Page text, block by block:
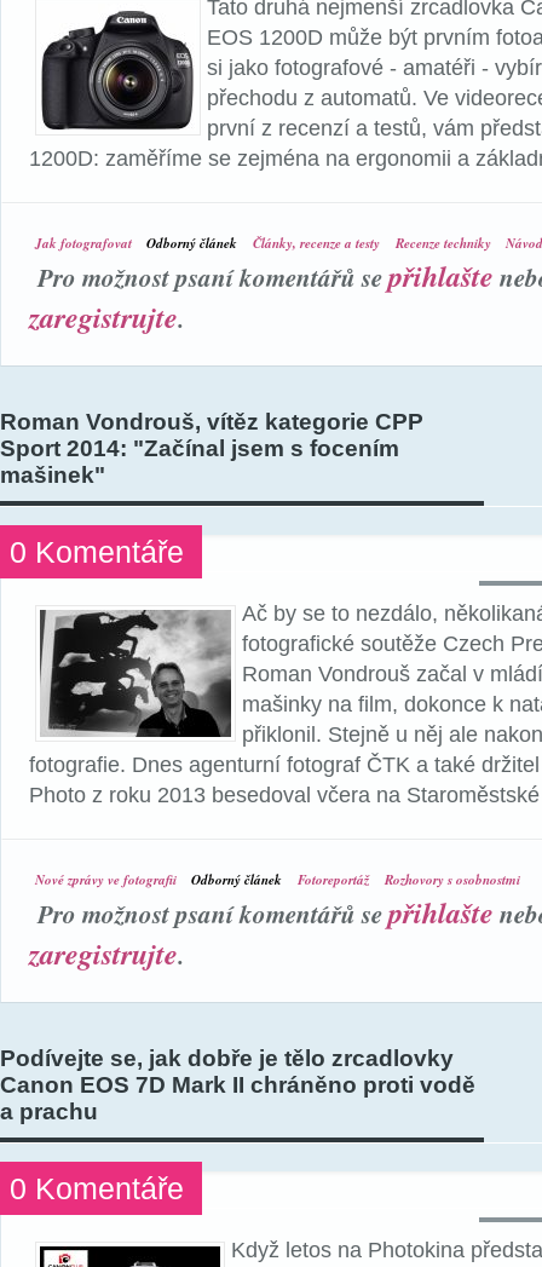
Tato druhá nejmenší zrcadlovka
EOS 1200D může být prvním
si jako fotografové - amatéři -
přechodu z automatů. Ve
první z recenzí a testů, vám
1200D: zaměříme se zejména na ergonomii a
Jak fotografovat Odborný článek Články, recenze a testy Recenze techniky
Pro možnost psaní komentářů sepřihlašte
zaregistrujte.
Roman Vondrouš, vítěz kategorie CPP
Sport 2014: "Začínal jsem s focením
mašinek"
0 Komentáře
Ač by se to nezdálo,
fotografické soutěže Czech
Roman Vondrouš začal v
mašinky na film, dokonce k
přiklonil. Stejně u něj ale
fotografie. Dnes agenturní fotograf ČTK a také
Photo z roku 2013 besedoval včera na
Nové zprávy ve fotografii Odborný článek Fotoreportáž Rozhovory s osobnostmi
Pro možnost psaní komentářů sepřihlašte
zaregistrujte.
Podívejte se, jak dobře je tělo zrcadlovky
Canon EOS 7D Mark II chráněno proti vodě
a prachu
0 Komentáře
Když letos na Photokina